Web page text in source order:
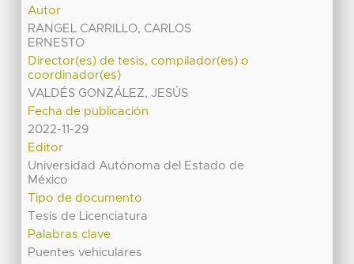
Autor
RANGEL CARRILLO, CARLOS
ERNESTO
Director(es) de tesis, compilador(es) o
coordinador(es)
VALDÉS GONZÁLEZ, JESÚS
Fecha de publicación
2022-11-29
Editor
Universidad Autónoma del Estado de
México
Tipo de documento
Tesis de Licenciatura
Palabras clave
Puentes vehiculares